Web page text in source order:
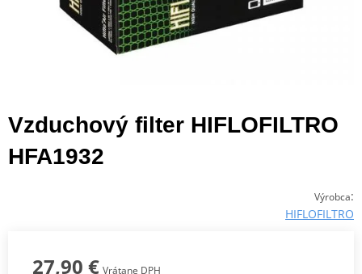
Vzduchový filter HIFLOFILTRO
HFA1932
Výrobca:
HIFLOFILTRO
27,90 € Vrátane DPH